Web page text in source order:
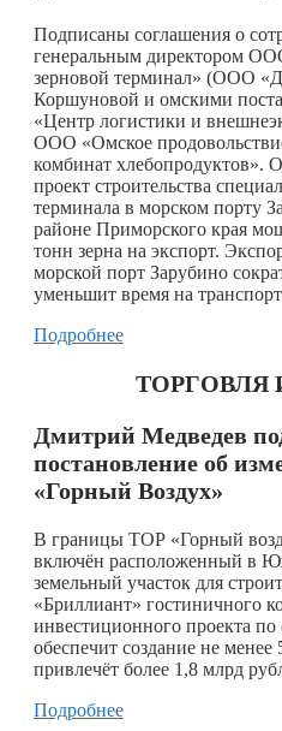
Подписаны соглашения о
генеральным директором
зерновой терминал» (ООО
Коршуновой и омскими
«Центр логистики и
ООО «Омское
комбинат хлебопродуктов».
проект строительства
терминала в морском порту
районе Приморского края
тонн зерна на экспорт.
морской порт Зарубино
уменьшит время на
Подробнее
ТОРГОВЛЯ
Дмитрий Медведев
постановление об
«Горный Воздух»
В границы ТОР «Горный
включён расположенный в
земельный участок для
«Бриллиант» гостиничного
инвестиционного проекта по
обеспечит создание не
привлечёт более 1,8 млрд
Подробнее